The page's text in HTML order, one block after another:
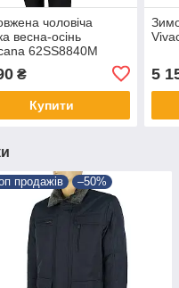
чоловіча
весна-осінь
62SS8840M
₴
Купити
5
продажів –50%